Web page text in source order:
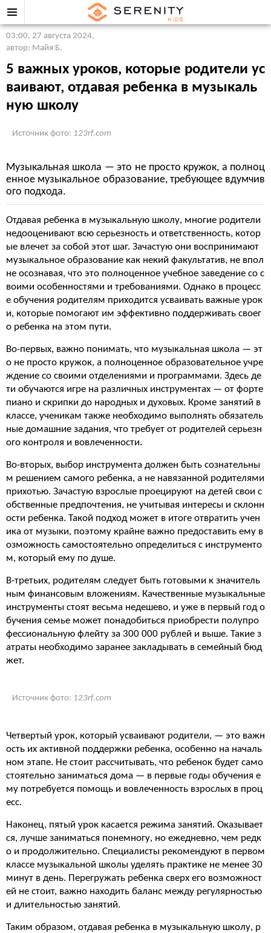
03:00, 27 августа 2024,
автор: Майя Б.
5 важных уроков, которые родители ус
ваивают, отдавая ребенка в музыкаль
ную школу
Источник фото: 123rf.com
Музыкальная школа — это не просто кружок, а полноц
енное музыкальное образование, требующее вдумчив
ого подхода.
Отдавая ребенка в музыкальную школу, многие родители
недооценивают всю серьезность и ответственность, котор
ые влечет за собой этот шаг. Зачастую они воспринимают
музыкальное образование как некий факультатив, не впол
не осознавая, что это полноценное учебное заведение со с
воими особенностями и требованиями. Однако в процесс
е обучения родителям приходится усваивать важные урок
и, которые помогают им эффективно поддерживать своег
о ребенка на этом пути.
Во-первых, важно понимать, что музыкальная школа — эт
о не просто кружок, а полноценное образовательное учре
ждение со своими отделениями и программами. Здесь де
ти обучаются игре на различных инструментах — от форте
пиано и скрипки до народных и духовых. Кроме занятий в
классе, ученикам также необходимо выполнять обязатель
ные домашние задания, что требует от родителей серьезн
ого контроля и вовлеченности.
Во-вторых, выбор инструмента должен быть сознательны
м решением самого ребенка, а не навязанной родителями
прихотью. Зачастую взрослые проецируют на детей свои с
обственные предпочтения, не учитывая интересы и склонн
ости ребенка. Такой подход может в итоге отвратить учен
ика от музыки, поэтому крайне важно предоставить ему в
озможность самостоятельно определиться с инструменто
м, который ему по душе.
В-третьих, родителям следует быть готовыми к значитель
ным финансовым вложениям. Качественные музыкальные
инструменты стоят весьма недешево, и уже в первый год о
бучения семье может понадобиться приобрести полупро
фессиональную флейту за 300 000 рублей и выше. Такие з
атраты необходимо заранее закладывать в семейный бюд
жет.
Источник фото: 123rf.com
Четвертый урок, который усваивают родители, — это важн
ость их активной поддержки ребенка, особенно на началь
ном этапе. Не стоит рассчитывать, что ребенок будет само
стоятельно заниматься дома — в первые годы обучения е
му потребуется помощь и вовлеченность взрослых в проц
есс.
Наконец, пятый урок касается режима занятий. Оказывает
ся, лучше заниматься понемногу, но ежедневно, чем редк
о и продолжительно. Специалисты рекомендуют в первом
классе музыкальной школы уделять практике не менее 30
минут в день. Перегружать ребенка сверх его возможност
ей не стоит, важно находить баланс между регулярностью
и длительностью занятий.
Таким образом, отдавая ребенка в музыкальную школу, р